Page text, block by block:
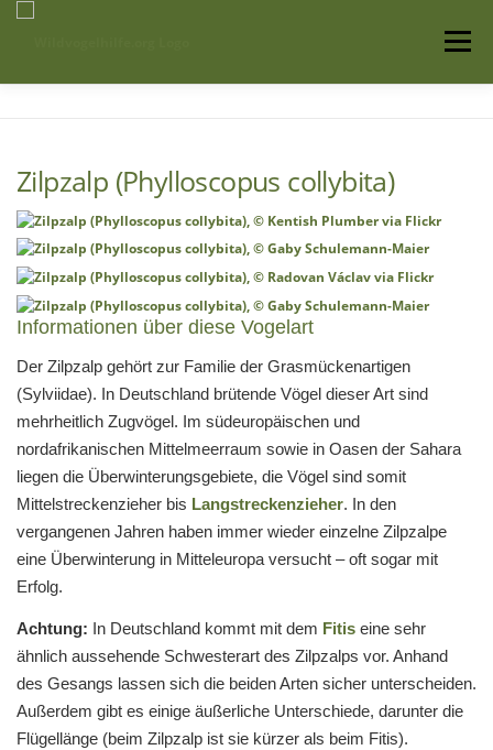
Menü
Zilpzalp (Phylloscopus collybita)
Informationen über diese Vogelart
Der Zilpzalp gehört zur Familie der Grasmückenartigen
(Sylviidae). In Deutschland brütende Vögel dieser Art sind
mehrheitlich Zugvögel. Im südeuropäischen und
nordafrikanischen Mittelmeerraum sowie in Oasen der Sahara
liegen die Überwinterungsgebiete, die Vögel sind somit
Mittelstreckenzieher bis Langstreckenzieher. In den
vergangenen Jahren haben immer wieder einzelne Zilpzalpe
eine Überwinterung in Mitteleuropa versucht – oft sogar mit
Erfolg.
Achtung: In Deutschland kommt mit dem Fitis eine sehr
ähnlich aussehende Schwesterart des Zilpzalps vor. Anhand
des Gesangs lassen sich die beiden Arten sicher unterscheiden.
Außerdem gibt es einige äußerliche Unterschiede, darunter die
Flügellänge (beim Zilpzalp ist sie kürzer als beim Fitis).